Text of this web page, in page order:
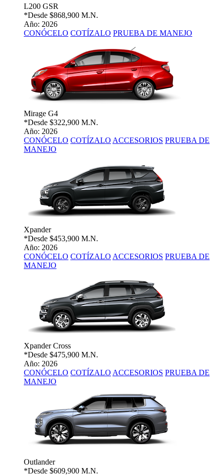
L200 GSR
*Desde $868,900 M.N.
Año: 2026
CONÓCELO COTÍZALO PRUEBA DE MANEJO
Mirage G4
*Desde $322,900 M.N.
Año: 2026
CONÓCELO COTÍZALO ACCESORIOS PRUEBA DE
MANEJO
Xpander
*Desde $453,900 M.N.
Año: 2026
CONÓCELO COTÍZALO ACCESORIOS PRUEBA DE
MANEJO
Xpander Cross
*Desde $475,900 M.N.
Año: 2026
CONÓCELO COTÍZALO ACCESORIOS PRUEBA DE
MANEJO
Outlander
*Desde $609,900 M.N.